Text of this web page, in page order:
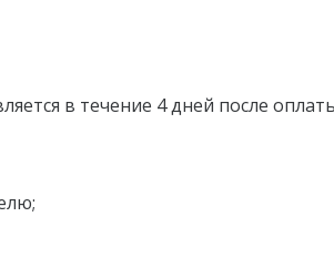
в течение 4 дней после